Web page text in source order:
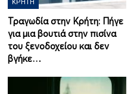
ΚΡΉΤΗ
Τραγωδία στην Κρήτη: Πήγε
για μια βουτιά στην πισίνα
του ξενοδοχείου και δεν
βγήκε…